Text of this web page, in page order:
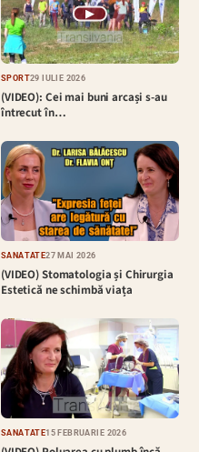
▶
SPORT29 IULIE 2026
(VIDEO): Cei mai buni arcași s-au
întrecut în…
SĂNĂTATE27 MAI 2026
(VIDEO) Stomatologia și Chirurgia
Estetică ne schimbă viața
SĂNĂTATE15 FEBRUARIE 2026